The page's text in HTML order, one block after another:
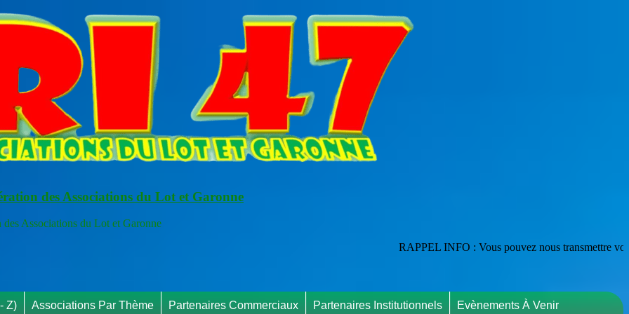
des Associations du Lot et Garonne
Associations du Lot et Garonne
RAPPEL INFO : Vous pouvez nous transmettre vos publications en les
Z) Associations Par Thème Partenaires Commerciaux Partenaires Institutionnels Evènements À Venir